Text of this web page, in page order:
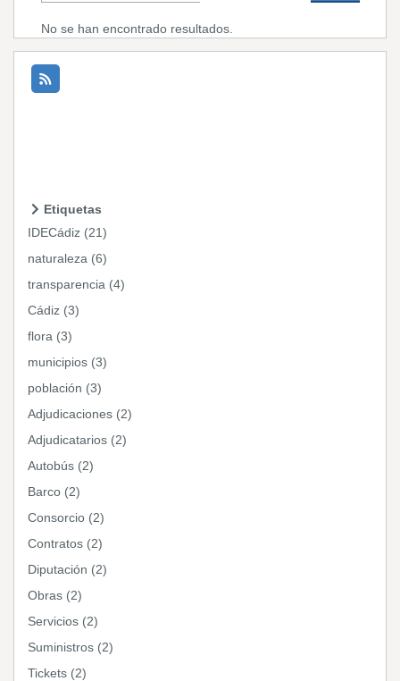
No se han encontrado resultados.
Etiquetas
IDECádiz (21)
naturaleza (6)
transparencia (4)
Cádiz (3)
flora (3)
municipios (3)
población (3)
Adjudicaciones (2)
Adjudicatarios (2)
Autobús (2)
Barco (2)
Consorcio (2)
Contratos (2)
Diputación (2)
Obras (2)
Servicios (2)
Suministros (2)
Tickets (2)